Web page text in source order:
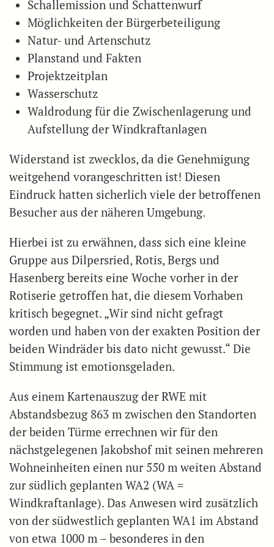
Schallemission und Schattenwurf
Möglichkeiten der Bürgerbeteiligung
Natur- und Artenschutz
Planstand und Fakten
Projektzeitplan
Wasserschutz
Waldrodung für die Zwischenlagerung und
Aufstellung der Windkraftanlagen
Widerstand ist zwecklos, da die Genehmigung
weitgehend vorangeschritten ist! Diesen
Eindruck hatten sicherlich viele der betroffenen
Besucher aus der näheren Umgebung.
Hierbei ist zu erwähnen, dass sich eine kleine
Gruppe aus Dilpersried, Rotis, Bergs und
Hasenberg bereits eine Woche vorher in der
Rotiserie getroffen hat, die diesem Vorhaben
kritisch begegnet. „Wir sind nicht gefragt
worden und haben von der exakten Position der
beiden Windräder bis dato nicht gewusst.“ Die
Stimmung ist emotionsgeladen.
Aus einem Kartenauszug der RWE mit
Abstandsbezug 863 m zwischen den Standorten
der beiden Türme errechnen wir für den
nächstgelegenen Jakobshof mit seinen mehreren
Wohneinheiten einen nur 550 m weiten Abstand
zur südlich geplanten WA2 (WA =
Windkraftanlage). Das Anwesen wird zusätzlich
von der südwestlich geplanten WA1 im Abstand
von etwa 1000 m – besonderes in den